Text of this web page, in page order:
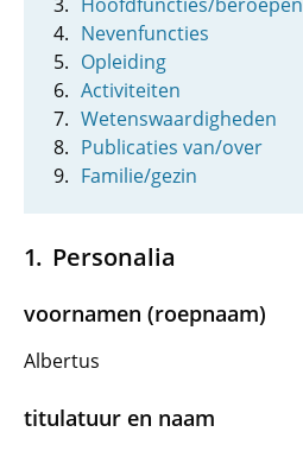
Nevenfuncties
Opleiding
Activiteiten
Wetenswaardigheden
Publicaties van/over
Familie/gezin
Personalia
voornamen (roepnaam)
Albertus
titulatuur en naam